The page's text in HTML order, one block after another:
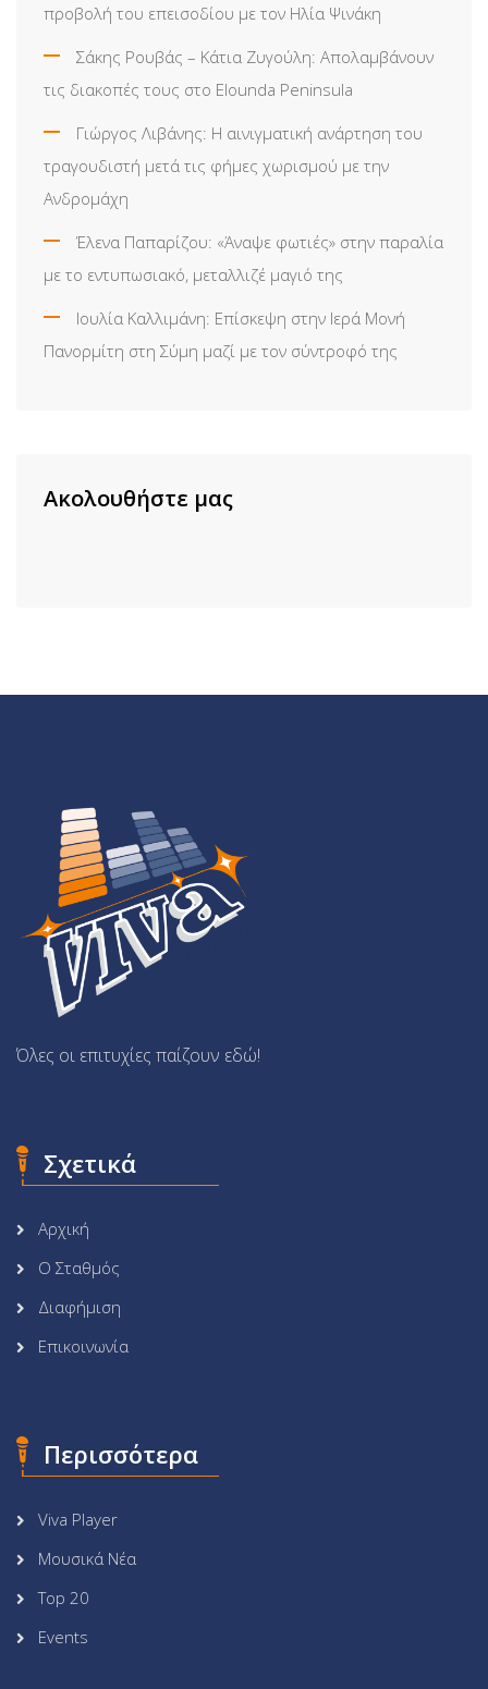
προβολή του επεισοδίου με τον Ηλία Ψινάκη
Σάκης Ρουβάς – Κάτια Ζυγούλη: Απολαμβάνουν
τις διακοπές τους στο Elounda Peninsula
Γιώργος Λιβάνης: Η αινιγματική ανάρτηση του
τραγουδιστή μετά τις φήμες χωρισμού με την
Ανδρομάχη
Έλενα Παπαρίζου: «Άναψε φωτιές» στην παραλία
με το εντυπωσιακό, μεταλλιζέ μαγιό της
Ιουλία Καλλιμάνη: Επίσκεψη στην Ιερά Μονή
Πανορμίτη στη Σύμη μαζί με τον σύντροφό της
Ακολουθήστε μας
Όλες οι επιτυχίες παίζουν εδώ!
Σχετικά
Αρχική
Ο Σταθμός
Διαφήμιση
Επικοινωνία
Περισσότερα
Viva Player
Μουσικά Νέα
Top 20
Events